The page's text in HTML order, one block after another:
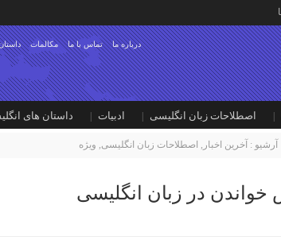
مکالمات تماس با ما درباره ما
اصطلاحات زبان انگلیسی ادبیات داستان های
آرشیو : آخرین اخبار , اصطلاحات زبان انگلیسی, ویژه
در زبان انگلیسی